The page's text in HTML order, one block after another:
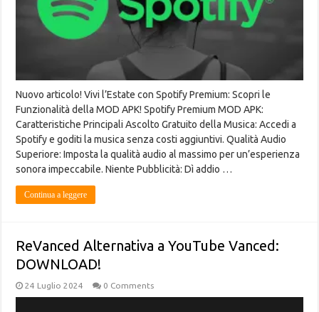
Nuovo articolo! Vivi l’Estate con Spotify Premium: Scopri le
Funzionalità della MOD APK! Spotify Premium MOD APK:
Caratteristiche Principali Ascolto Gratuito della Musica: Accedi a
Spotify e goditi la musica senza costi aggiuntivi. Qualità Audio
Superiore: Imposta la qualità audio al massimo per un’esperienza
sonora impeccabile. Niente Pubblicità: Dì addio …
Continua a leggere
ReVanced Alternativa a YouTube Vanced:
DOWNLOAD!
24 Luglio 2024 0 Comments